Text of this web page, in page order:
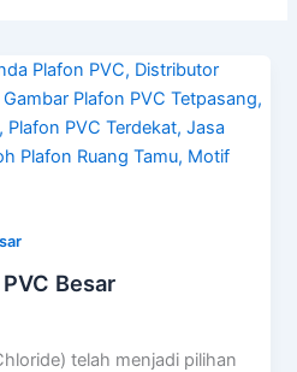
Besar
telah menjadi pilihan